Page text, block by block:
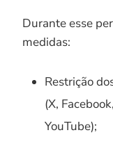
Durante esse
medidas:
Restrição
(X,
YouTube);